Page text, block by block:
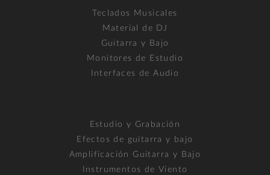
Teclados Musicales
Material de DJ
Guitarra y Bajo
Monitores de Estudio
Interfaces de Audio
Estudio y Grabación
Efectos de guitarra y bajo
Amplificación Guitarra y Bajo
Instrumentos de Viento